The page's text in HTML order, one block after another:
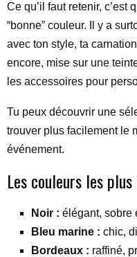
Ce qu’il faut retenir, c’est
“bonne” couleur. Il y a
avec ton style, ta
encore, mise sur une
les accessoires pour
Tu peux découvrir une
trouver plus facilement le
événement.
Les couleurs les
Noir : élégant, sobre
Bleu marine : chic,
Bordeaux : raffiné,